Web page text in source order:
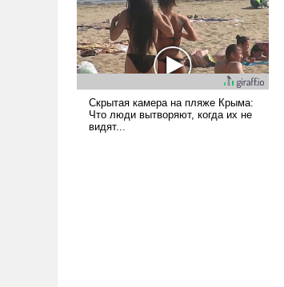
означает многолетний период
уязвимости США, например,
перед Китаем.